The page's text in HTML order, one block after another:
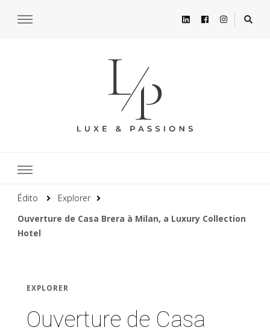
Édito
Explorer
Ouverture de Casa Brera à Milan, a Luxury Collection
Hotel
EXPLORER
Ouverture de Casa